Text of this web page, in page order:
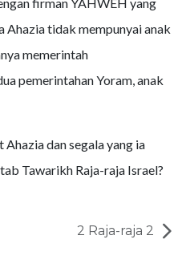
Ahazia tidak mempunyai anak
memerintah
pemerintahan Yoram, anak
dan segala yang ia
Tawarikh Raja-raja Israel?
2 Raja-raja 2